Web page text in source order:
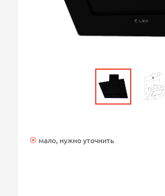
мало, нужно уточнить